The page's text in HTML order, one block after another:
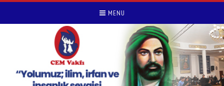
MENU